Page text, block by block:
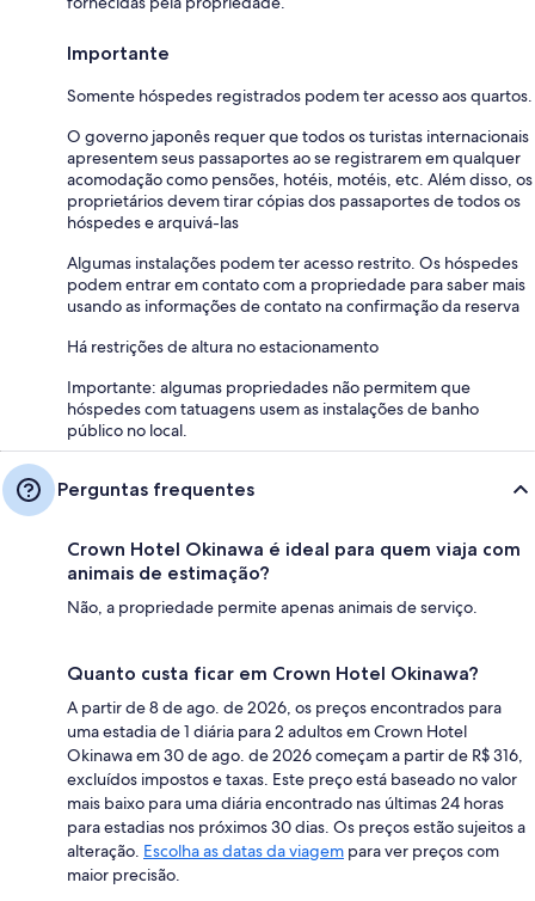
Importante
Somente hóspedes registrados podem ter acesso aos quartos.
O governo japonês requer que todos os turistas internacionais
apresentem seus passaportes ao se registrarem em qualquer
acomodação como pensões, hotéis, motéis, etc. Além disso, os
proprietários devem tirar cópias dos passaportes de todos os
hóspedes e arquivá-las
Algumas instalações podem ter acesso restrito. Os hóspedes
podem entrar em contato com a propriedade para saber mais
usando as informações de contato na confirmação da reserva
Há restrições de altura no estacionamento
Importante: algumas propriedades não permitem que
hóspedes com tatuagens usem as instalações de banho
público no local.
Perguntas frequentes
Crown Hotel Okinawa é ideal para quem viaja com
animais de estimação?
Não, a propriedade permite apenas animais de serviço.
Quanto custa ficar em Crown Hotel Okinawa?
A partir de 8 de ago. de 2026, os preços encontrados para
uma estadia de 1 diária para 2 adultos em Crown Hotel
Okinawa em 30 de ago. de 2026 começam a partir de R$ 316,
excluídos impostos e taxas. Este preço está baseado no valor
mais baixo para uma diária encontrado nas últimas 24 horas
para estadias nos próximos 30 dias. Os preços estão sujeitos a
alteração. Escolha as datas da viagem para ver preços com
maior precisão.